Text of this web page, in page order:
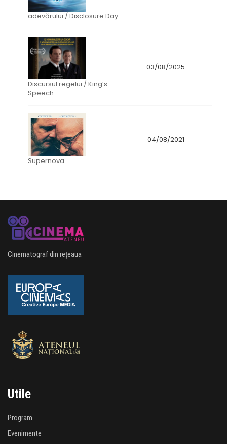
adevărului / Disclosure Day
Discursul regelui / King’s
Speech
03/08/2025
Supernova
04/08/2021
Cinematograf din rețeaua
Utile
Program
Evenimente